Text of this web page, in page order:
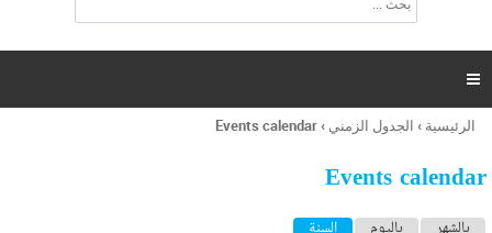
ت
ر
ل
ح
ب

أنت
هنا
الرئيسية › الجدول الزمني ›
Events calendar
Events calendar